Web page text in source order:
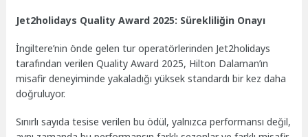
Jet2holidays Quality Award 2025: Sürekliliğin Onayı
İngiltere’nin önde gelen tur operatörlerinden Jet2holidays
tarafından verilen Quality Award 2025, Hilton Dalaman’ın
misafir deneyiminde yakaladığı yüksek standardı bir kez daha
doğruluyor.
Sınırlı sayıda tesise verilen bu ödül, yalnızca performansı değil,